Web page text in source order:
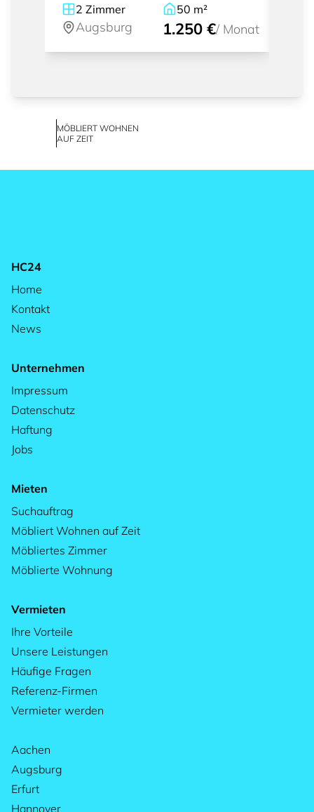
2 Zimmer
Augsburg
50 m²
1.250 €/ Monat
MÖBLIERT WOHNEN
AUF ZEIT
HC24
Home
Kontakt
News
Unternehmen
Impressum
Datenschutz
Haftung
Jobs
Mieten
Suchauftrag
Möbliert Wohnen auf Zeit
Möbliertes Zimmer
Möblierte Wohnung
Vermieten
Ihre Vorteile
Unsere Leistungen
Häufige Fragen
Referenz-Firmen
Vermieter werden
Aachen
Augsburg
Erfurt
Hannover